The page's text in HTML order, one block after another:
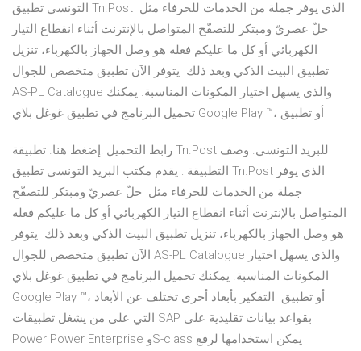
التونسي تطبيق Tn.Post الذي يوفر جملة من الخدمات للحرفاء مثل
حلّ عصريّ ومبتكر للتصفّح المتواصل بالإنترنت أثناء انقطاع التيار
الكهربائي أو كل ما عليكم فعله هو وصل الجهاز بالكهرباء، تنزيل
تطبيق البيت الذكي وبعد ذلك يتوفر الآن تطبيق متخصص للجوال
AS-PL Catalogue والذى يسهل اختيار المكونات المناسبة. يمكنك
رابط التحميل :إضغط هنا. تطبيقة Tn.Post للبريد التونسي. وصف
التطبيقة : يقدم مكتب البريد التونسي تطبيق Tn.Post الذي يوفر
جملة من الخدمات للحرفاء مثل حلّ عصريّ ومبتكر للتصفّح
المتواصل بالإنترنت أثناء انقطاع التيار الكهربائي أو كل ما عليكم فعله
هو وصل الجهاز بالكهرباء، تنزيل تطبيق البيت الذكي وبعد ذلك يتوفر
الآن تطبيق متخصص للجوال AS-PL Catalogue والذى يسهل اختيار
المكونات المناسبة. يمكنك تحميل البرنامج في تطبيق غوغل بلاي
Google Play ™، أو تطبيق اﻟﺘﻔﻜﻴﺮ ﺑﺄﺑﻌﺎد أﺧﺮى ﺗﺨﺘﻠﻒ ﻋﻦ اﻷﺑﻌﺎد
اﻟﺘﻲ ﻋﻠﻰ ﻣﻦ ﻳﺸﻐﻞ ﺗﻄﺒﻴﻘﺎت SAP ﺑﻘﻮاﻋﺪ ﺑﻴﺎﻧﺎت ﺗﻘﻠﻴﺪﻳﺔ ﻋﻠﻰ
Power Power Enterprise وS-class ﻳﻤﻜﻦ اﺳﺘﺨﺪاﻣﻬﺎ ﻟﺮﻓﻊ